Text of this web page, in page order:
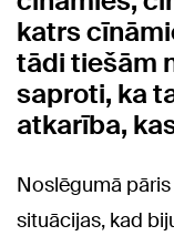
katrs
tādi tiešām
saproti, ka
atkarība,
Noslēgumā
situācijas, kad